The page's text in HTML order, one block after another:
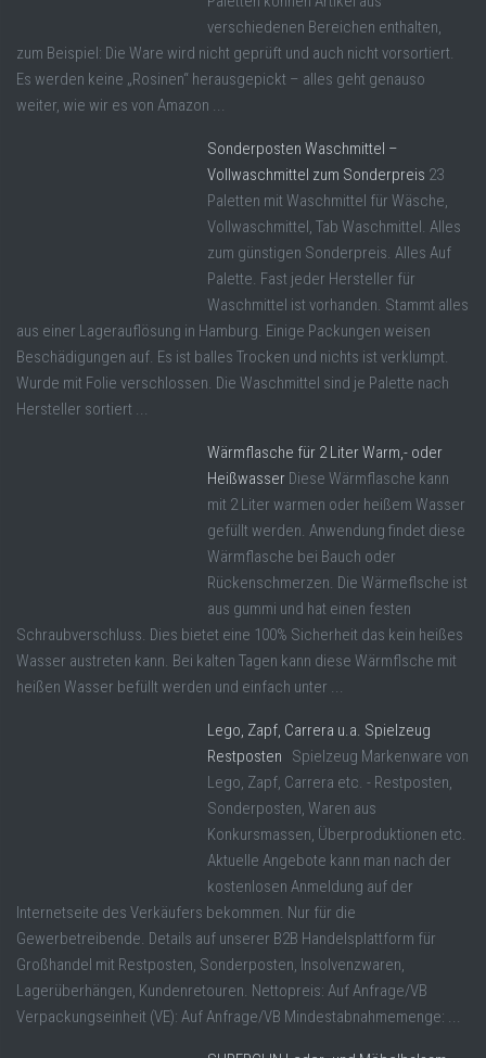
verschiedenen Bereichen enthalten,
zum Beispiel: Die Ware wird nicht geprüft und auch nicht vorsortiert.
Es werden keine „Rosinen“ herausgepickt – alles geht genauso
weiter, wie wir es von Amazon ...
Sonderposten Waschmittel –
Vollwaschmittel zum Sonderpreis 23
Paletten mit Waschmittel für Wäsche,
Vollwaschmittel, Tab Waschmittel. Alles
zum günstigen Sonderpreis. Alles Auf
Palette. Fast jeder Hersteller für
Waschmittel ist vorhanden. Stammt alles
aus einer Lagerauflösung in Hamburg. Einige Packungen weisen
Beschädigungen auf. Es ist balles Trocken und nichts ist verklumpt.
Wurde mit Folie verschlossen. Die Waschmittel sind je Palette nach
Hersteller sortiert ...
Wärmflasche für 2 Liter Warm,- oder
Heißwasser Diese Wärmflasche kann
mit 2 Liter warmen oder heißem Wasser
gefüllt werden. Anwendung findet diese
Wärmflasche bei Bauch oder
Rückenschmerzen. Die Wärmeflsche ist
aus gummi und hat einen festen
Schraubverschluss. Dies bietet eine 100% Sicherheit das kein heißes
Wasser austreten kann. Bei kalten Tagen kann diese Wärmflsche mit
heißen Wasser befüllt werden und einfach unter ...
Lego, Zapf, Carrera u.a. Spielzeug
Restposten
Spielzeug Markenware von
Lego, Zapf, Carrera etc. - Restposten,
Sonderposten, Waren aus
Konkursmassen, Überproduktionen etc.
Aktuelle Angebote kann man nach der
kostenlosen Anmeldung auf der
Internetseite des Verkäufers bekommen. Nur für die
Gewerbetreibende. Details auf unserer B2B Handelsplattform für
Großhandel mit Restposten, Sonderposten, Insolvenzwaren,
Lagerüberhängen, Kundenretouren. Nettopreis: Auf Anfrage/VB
Verpackungseinheit (VE): Auf Anfrage/VB Mindestabnahmemenge: ...